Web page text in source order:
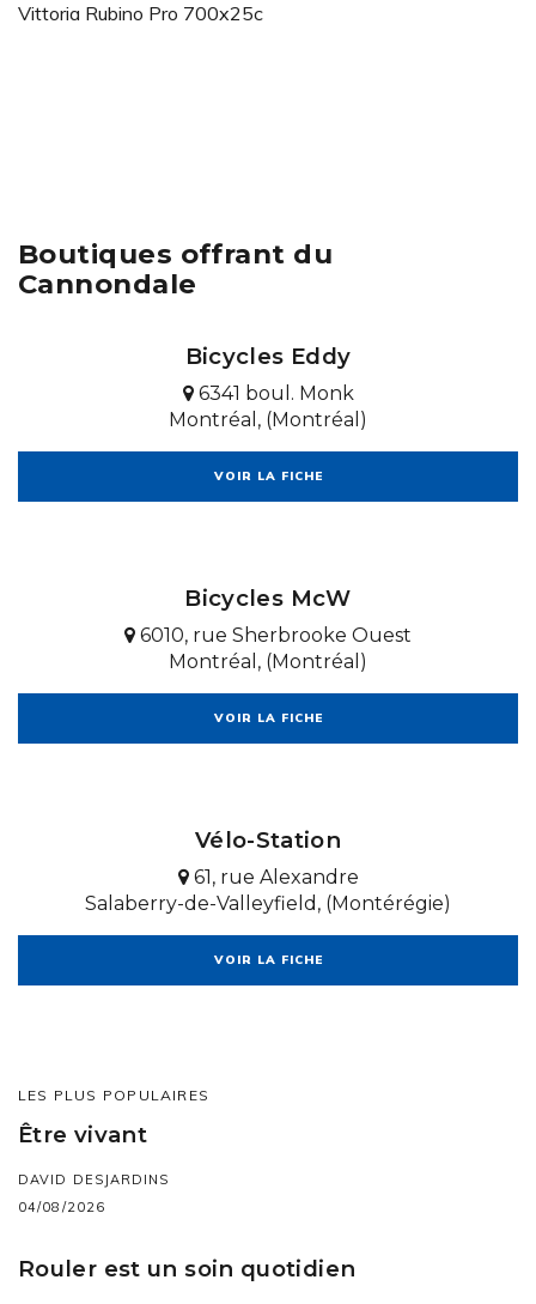
Vittoria Rubino Pro 700x25c
Boutiques offrant du
Cannondale
Bicycles Eddy
6341 boul. Monk
Montréal, (Montréal)
VOIR LA FICHE
Bicycles McW
6010, rue Sherbrooke Ouest
Montréal, (Montréal)
VOIR LA FICHE
Vélo-Station
61, rue Alexandre
Salaberry-de-Valleyfield, (Montérégie)
VOIR LA FICHE
LES PLUS POPULAIRES
Être vivant
DAVID DESJARDINS
04/08/2026
Rouler est un soin quotidien